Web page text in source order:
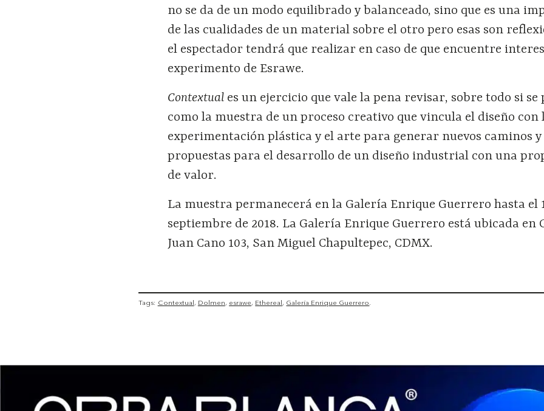
no se da de un modo equilibrado y balanceado, sino que es una
de las cualidades de un material sobre el otro pero esas son
el espectador tendrá que realizar en caso de que encuentre
experimento de Esrawe.
Contextual es un ejercicio que vale la pena revisar, sobre todo si se
como la muestra de un proceso creativo que vincula el diseño con
experimentación plástica y el arte para generar nuevos caminos y
propuestas para el desarrollo de un diseño industrial con una
de valor.
La muestra permanecerá en la Galería Enrique Guerrero hasta el
septiembre de 2018. La Galería Enrique Guerrero está ubicada en
Juan Cano 103, San Miguel Chapultepec, CDMX.
Tags: Contextual Dolmen esrawe Ethereal Galería Enrique Guerrero